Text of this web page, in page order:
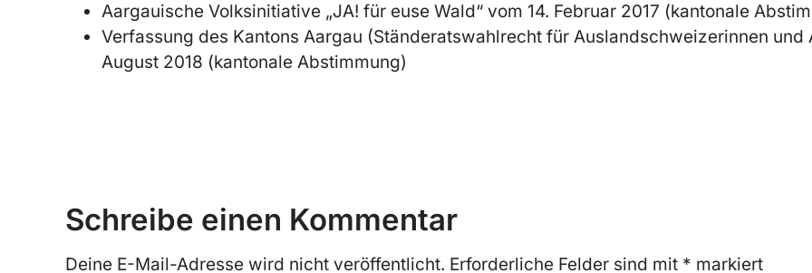
Aargauische Volksinitiative „JA! für euse Wald“ vom 14. Februar 2017 (kantonale
Verfassung des Kantons Aargau (Ständeratswahlrecht für Auslandschweizerinnen
August 2018 (kantonale Abstimmung)
Schreibe einen Kommentar
Deine E-Mail-Adresse wird nicht veröffentlicht. Erforderliche Felder sind mit * markiert